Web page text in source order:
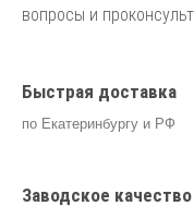
вопросы и
Быстрая доставка
по Екатеринбургу и РФ
Заводское качество